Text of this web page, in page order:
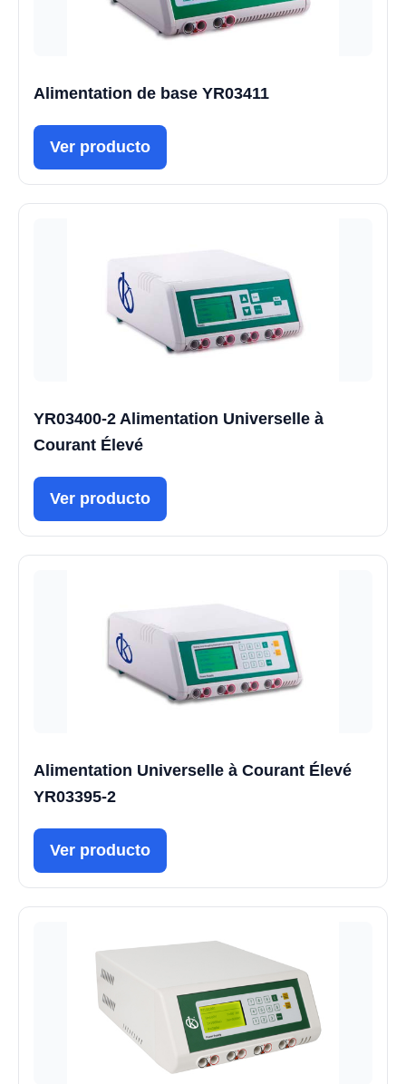
Alimentation de base YR03411
Ver producto
YR03400-2 Alimentation Universelle à
Courant Élevé
Ver producto
Alimentation Universelle à Courant Élevé
YR03395-2
Ver producto